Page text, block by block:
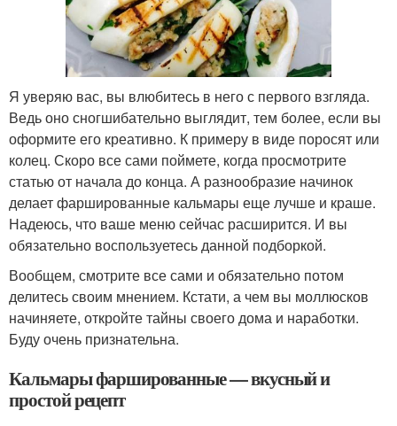
Я уверяю вас, вы влюбитесь в него с первого взгляда.
Ведь оно сногшибательно выглядит, тем более, если вы
оформите его креативно. К примеру в виде поросят или
колец. Скоро все сами поймете, когда просмотрите
статью от начала до конца. А разнообразие начинок
делает фаршированные кальмары еще лучше и краше.
Надеюсь, что ваше меню сейчас расширится. И вы
обязательно воспользуетесь данной подборкой.
Вообщем, смотрите все сами и обязательно потом
делитесь своим мнением. Кстати, а чем вы моллюсков
начиняете, откройте тайны своего дома и наработки.
Буду очень признательна.
Кальмары фаршированные — вкусный и
простой рецепт